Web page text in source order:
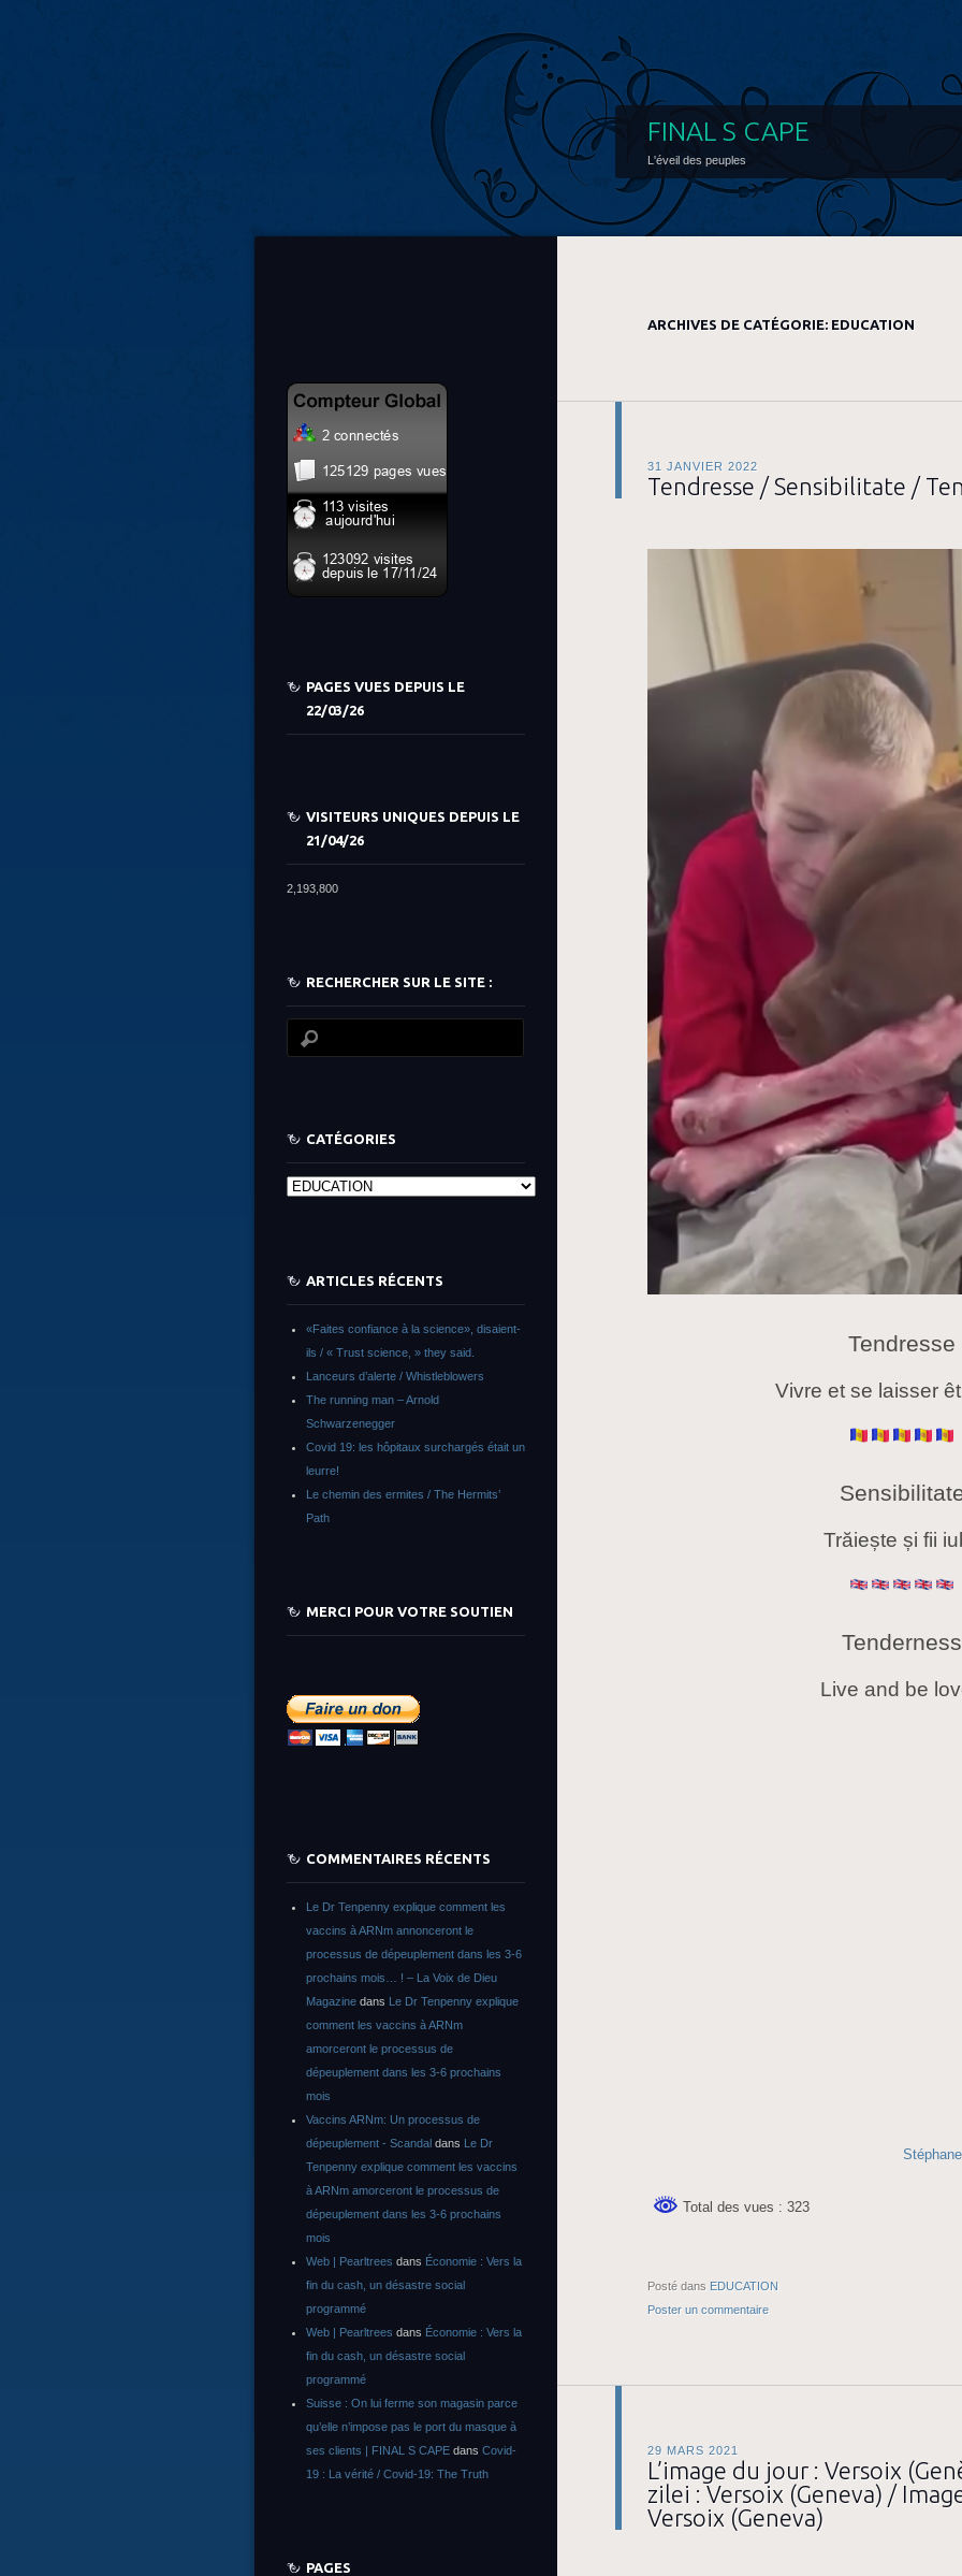
FINAL S CAPE
L'éveil des peuples
ARCHIVES DE CATÉGORIE: EDUCATION
31 JANVIER 2022
Tendresse / Sensibilitate /
Tendresse
Vivre et se laisser
Trăiește și fii
Tenderness
Live and be
Total des vues : 323
Posté dans EDUCATION
Poster un commentaire
29 MARS 2021
L’image du jour : Versoix
zilei : Versoix (Geneva) /
Versoix (Geneva)
PAGES VUES DEPUIS LE
22/03/26
VISITEURS UNIQUES DEPUIS LE
21/04/26
2,193,800
RECHERCHER SUR LE SITE :
CATÉGORIES
Catégories
ARTICLES RÉCENTS
«Faites confiance à la science», disaient-
ils / « Trust science, » they said.
Lanceurs d’alerte / Whistleblowers
The running man – Arnold
Schwarzenegger
Covid 19: les hôpitaux surchargés était un
leurre!
Le chemin des ermites / The Hermits’
Path
MERCI POUR VOTRE SOUTIEN
COMMENTAIRES RÉCENTS
Le Dr Tenpenny explique comment les
vaccins à ARNm annonceront le
processus de dépeuplement dans les 3-6
prochains mois… ! – La Voix de Dieu
Magazine dans Le Dr Tenpenny explique
comment les vaccins à ARNm
amorceront le processus de
dépeuplement dans les 3-6 prochains
mois
Vaccins ARNm: Un processus de
dépeuplement - Scandal dans Le Dr
Tenpenny explique comment les vaccins
à ARNm amorceront le processus de
dépeuplement dans les 3-6 prochains
mois
Web | Pearltrees dans Économie : Vers la
fin du cash, un désastre social
programmé
Web | Pearltrees dans Économie : Vers la
fin du cash, un désastre social
programmé
Suisse : On lui ferme son magasin parce
qu’elle n’impose pas le port du masque à
ses clients | FINAL S CAPE dans Covid-
19 : La vérité / Covid-19: The Truth
PAGES